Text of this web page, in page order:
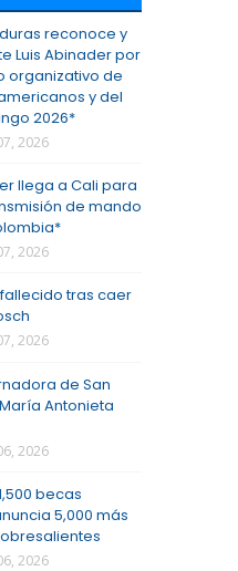
reconoce y
Luis Abinader por
organizativo de
y del
2026*
2026
llega a Cali para
de mando
2026
tras caer
2026
de San
Antonieta
2026
becas
5,000 más
2026